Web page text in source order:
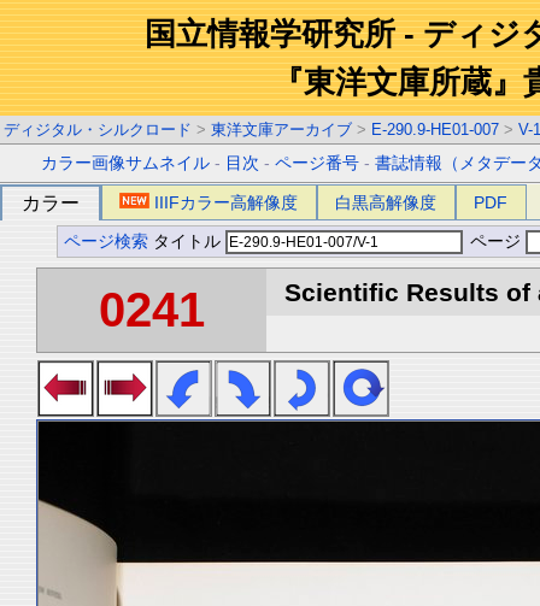
国立情報学研究所 - ディジ
『東洋文庫所蔵』
ディジタル・シルクロード > 東洋文庫アーカイブ > E-290.9-HE01-007 > V-1
カラー画像サムネイル - 目次 -ページ番号 -書誌情報（メタデー
カラー IIIFカラー高解像度 白黒高解像度 PDF
ページ検索 タイトル ページ
0241 Scientific Results of